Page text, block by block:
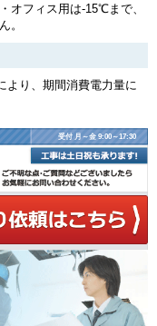
オフィス用は-15℃まで、
。
より、期間消費電力量に
受付 月～金 9:00～17:30